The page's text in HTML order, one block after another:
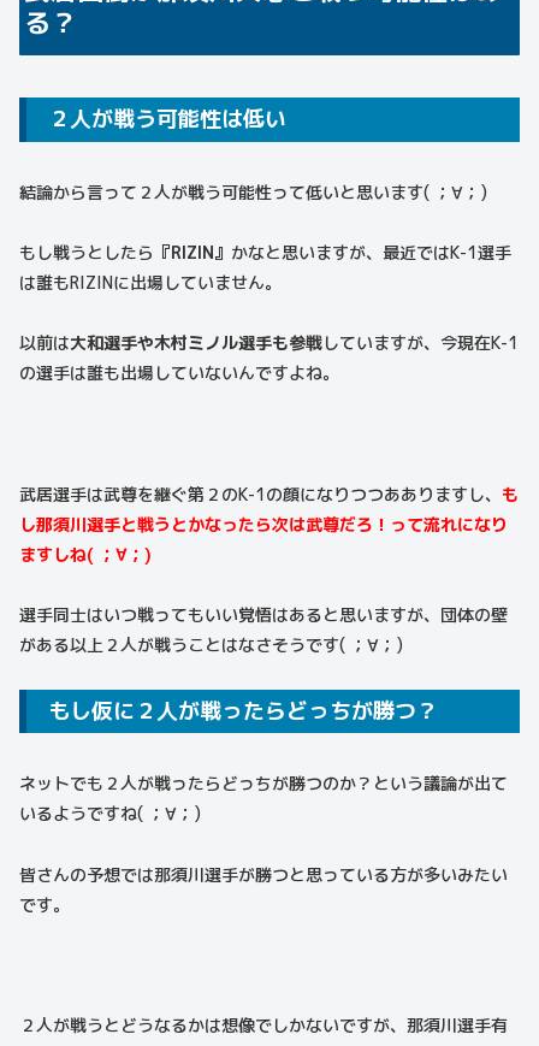
る？
２人が戦う可能性は低い
結論から言って２人が戦う可能性って低いと思います( ；∀；)
もし戦うとしたら 『RIZIN』 かなと思いますが、最近ではK-1選手
は誰もRIZINに出場していません。
以前は大和選手や木村ミノル選手も参戦していますが、今現在K-1
の選手は誰も出場していないんですよね。
武居選手は武尊を継ぐ第２のK-1の顔になりつつあありますし、 も
し那須川選手と戦うとかなったら次は武尊だろ！って流れになり
ますしね( ；∀；)
選手同士はいつ戦ってもいい覚悟はあると思いますが、団体の壁
がある以上２人が戦うことはなさそうです( ；∀；)
もし仮に２人が戦ったらどっちが勝つ？
ネットでも２人が戦ったらどっちが勝つのか？という議論が出て
いるようですね( ；∀；)
皆さんの予想では那須川選手が勝つと思っている方が多いみたい
です。
２人が戦うとどうなるかは想像でしかないですが、那須川選手有